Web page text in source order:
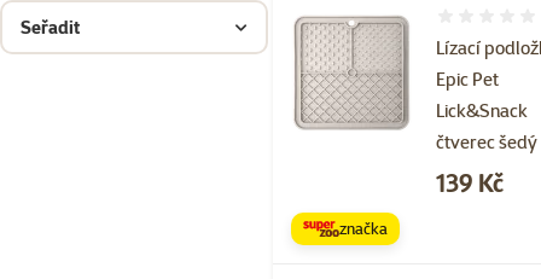
Seřadit
Lízací
Epic Pet
Lick&Snack
čtverec šedý
Cena
139 Kč
značka